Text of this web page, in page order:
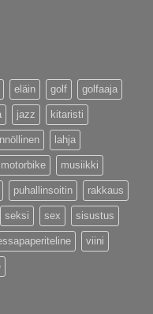
eläin golf golfaaja
jazz kitaristi
lahja
motorbike musiikki
puhallinsoitin rakkaus
seksi sex sisustus
viini